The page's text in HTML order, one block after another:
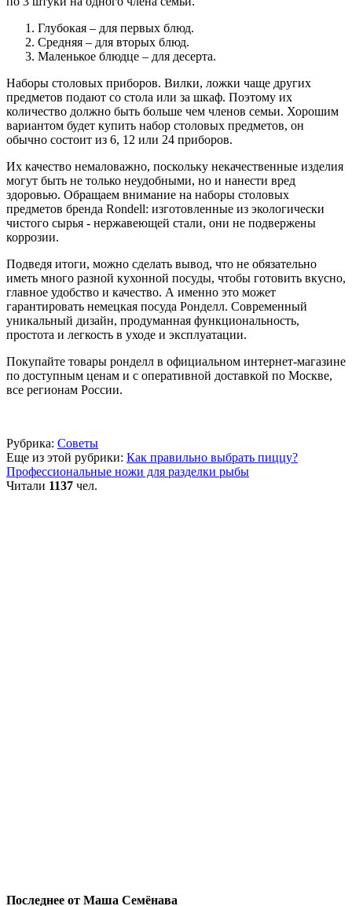
Глубокая – для первых блюд.
Средняя – для вторых блюд.
Маленькое блюдце – для десерта.
Наборы столовых приборов. Вилки, ложки чаще других
предметов подают со стола или за шкаф. Поэтому их
количество должно быть больше чем членов семьи. Хорошим
вариантом будет купить набор столовых предметов, он
обычно состоит из 6, 12 или 24 приборов.
Их качество немаловажно, поскольку некачественные изделия
могут быть не только неудобными, но и нанести вред
здоровью. Обращаем внимание на наборы столовых
предметов бренда Rondell: изготовленные из экологически
чистого сырья - нержавеющей стали, они не подвержены
коррозии.
Подведя итоги, можно сделать вывод, что не обязательно
иметь много разной кухонной посуды, чтобы готовить вкусно,
главное удобство и качество. А именно это может
гарантировать немецкая посуда Ронделл. Современный
уникальный дизайн, продуманная функциональность,
простота и легкость в уходе и эксплуатации.
Покупайте товары ронделл в официальном интернет-магазине
по доступным ценам и с оперативной доставкой по Москве,
все регионам России.
Рубрика: Советы
Еще из этой рубрики: Как правильно выбрать пиццу?
Профессиональные ножи для разделки рыбы
Читали 1137 чел.
Последнее от Маша Семёнава